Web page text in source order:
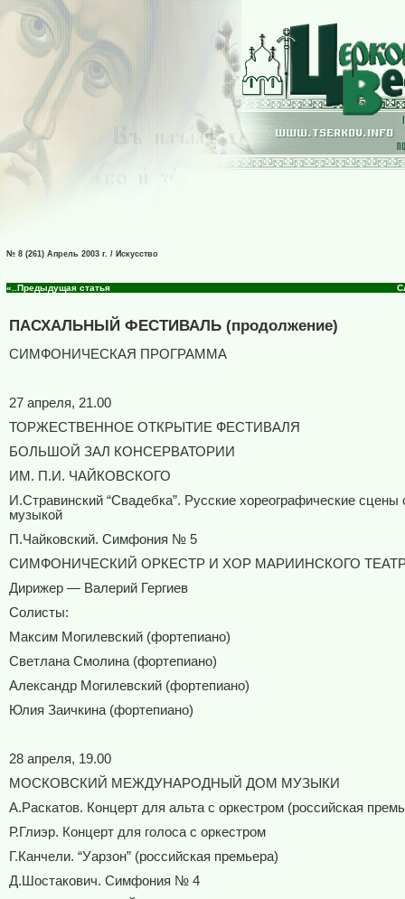
№ 8 (261) Апрель 2003 г. / Искусство
«..Предыдущая статья
ПАСХАЛЬНЫЙ ФЕСТИВАЛЬ (продолжение)
СИМФОНИЧЕСКАЯ ПРОГРАММА
27 апреля, 21.00
ТОРЖЕСТВЕННОЕ ОТКРЫТИЕ ФЕСТИВАЛЯ
БОЛЬШОЙ ЗАЛ КОНСЕРВАТОРИИ
ИМ. П.И. ЧАЙКОВСКОГО
И.Стравинский “Свадебка”. Русские хореографические сцены
музыкой
П.Чайковский. Симфония № 5
СИМФОНИЧЕСКИЙ ОРКЕСТР И ХОР МАРИИНСКОГО
Дирижер — Валерий Гергиев
Солисты:
Максим Могилевский (фортепиано)
Светлана Смолина (фортепиано)
Александр Могилевский (фортепиано)
Юлия Заичкина (фортепиано)
28 апреля, 19.00
МОСКОВСКИЙ МЕЖДУНАРОДНЫЙ ДОМ МУЗЫКИ
А.Раскатов. Концерт для альта с оркестром (российская
Р.Глиэр. Концерт для голоса с оркестром
Г.Канчели. “Уарзон” (российская премьера)
Д.Шостакович. Симфония № 4